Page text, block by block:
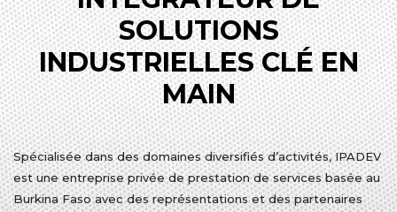
SOLUTIONS
INDUSTRIELLES CLÉ EN
MAIN
Spécialisée dans des domaines diversifiés d’activités, IPADEV
est une entreprise privée de prestation de services basée au
Burkina Faso avec des représentations et des partenaires